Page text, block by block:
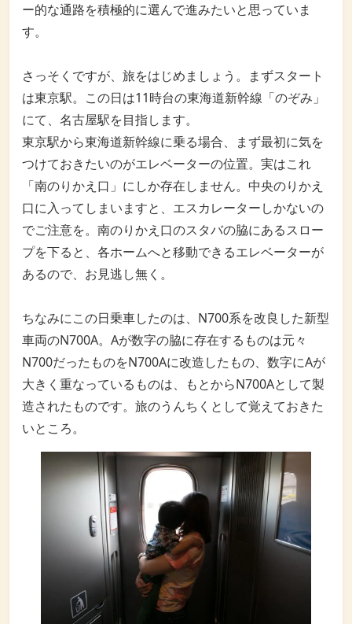
ー的な通路を積極的に選んで進みたいと思っていま
す。
さっそくですが、旅をはじめましょう。まずスタート
は東京駅。この日は11時台の東海道新幹線「のぞみ」
にて、名古屋駅を目指します。
東京駅から東海道新幹線に乗る場合、まず最初に気を
つけておきたいのがエレベーターの位置。実はこれ
「南のりかえ口」にしか存在しません。中央のりかえ
口に入ってしまいますと、エスカレーターしかないの
でご注意を。南のりかえ口のスタバの脇にあるスロー
プを下ると、各ホームへと移動できるエレベーターが
あるので、お見逃し無く。
ちなみにこの日乗車したのは、N700系を改良した新型
車両のN700A。Aが数字の脇に存在するものは元々
N700だったものをN700Aに改造したもの、数字にAが
大きく重なっているものは、もとからN700Aとして製
造されたものです。旅のうんちくとして覚えておきた
いところ。